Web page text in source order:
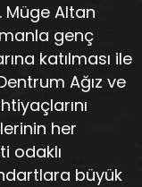
Müge Altan
genç
katılması ile
Ağız ve
her
odaklı
büyük